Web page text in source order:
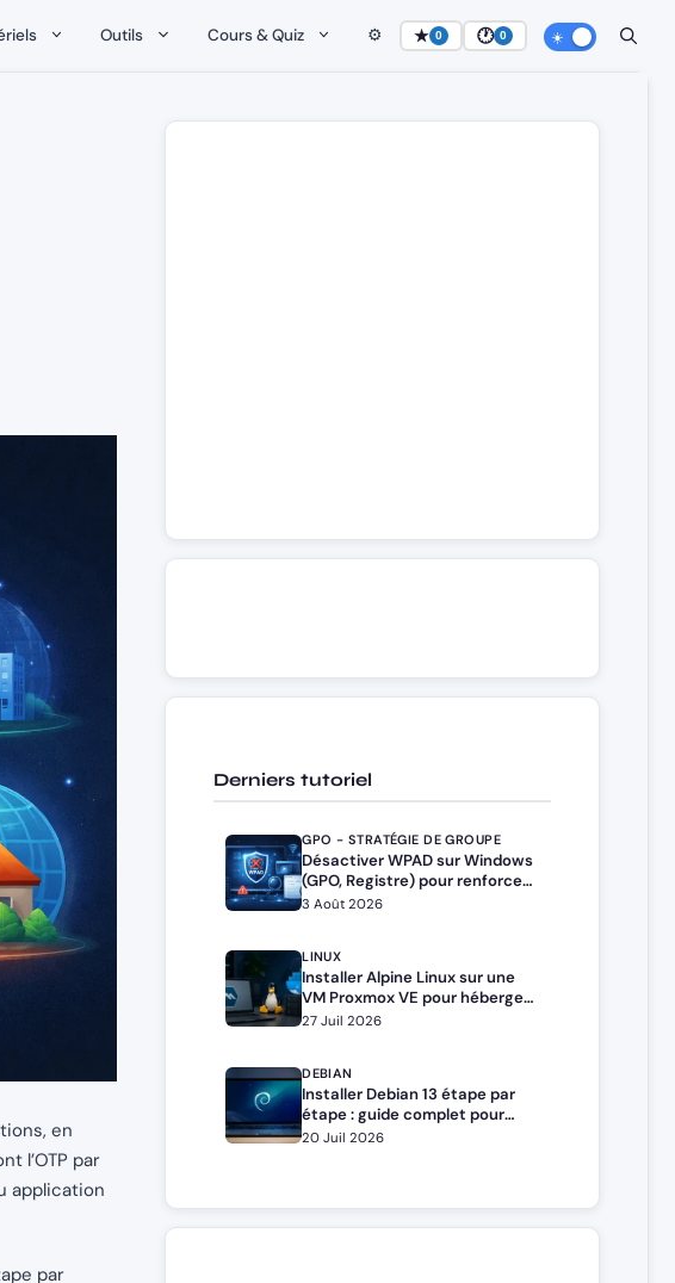
Outils Cours & Quiz ⚙️ ★ 0 🕐 0
en
l’OTP par
application
par
Derniers tutoriel
GPO - STRATÉGIE DE GROUPE
Désactiver WPAD sur Windows
(GPO, Registre) pour renforcer
la sécurité
3 Août 2026
LINUX
Installer Alpine Linux sur une
VM Proxmox VE pour héberger
Docker et Docker Compose
27 Juil 2026
DEBIAN
Installer Debian 13 étape par
étape : guide complet pour
débutants et administrateurs
20 Juil 2026